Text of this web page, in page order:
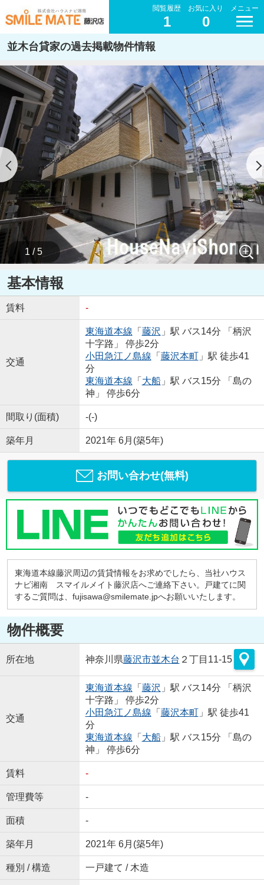
閲覧履歴
1
お気に入り
0
メニュー
並木台貸家の過去掲載物件情報
1 / 5
基本情報
賃料 -
交通
東海道本線 「 藤沢 」駅 バス14分 「柄沢
十字路」 停歩2分
小田急江ノ島線 「 藤沢本町」駅 徒歩41
分
東海道本線 「 大船」駅 バス15分 「島の
神」 停歩6分
間取り(面積) -(-)
築年月 2021年 6月(築5年)
お問い合わせ(無料)
東海道本線藤沢周辺の賃貸情報をお求めでしたら、当社ハウス
ナビ湘南 スマイルメイト藤沢店へご連絡下さい。戸建てに関
するご質問は、fujisawa@smilemate.jpへお願いいたします。
物件概要
所在地 神奈川県藤沢市並木台 ２丁目11-15
交通
東海道本線 「 藤沢 」駅 バス14分 「柄沢
十字路」 停歩2分
小田急江ノ島線 「 藤沢本町」駅 徒歩41
分
東海道本線 「 大船」駅 バス15分 「島の
神」 停歩6分
賃料 -
管理費等 -
面積 -
築年月 2021年 6月(築5年)
種別 / 構造 一戸建て / 木造